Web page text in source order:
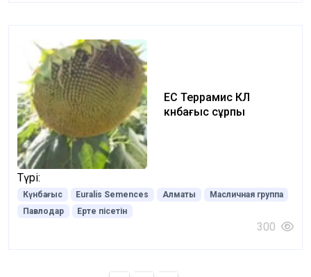
ЕС Террамис КЛ
күнбағыс сұрпы
Түрі:
Күнбағыс Euralis Semences Алматы
Масличная группа
Павлодар
Ерте пісетін
300